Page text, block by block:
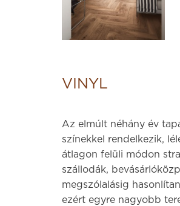
VINYL
Az elmúlt néhány év
színekkel rendelkezik,
átlagon felüli módon
szállodák,
megszólalásig
ezért egyre nagyobb